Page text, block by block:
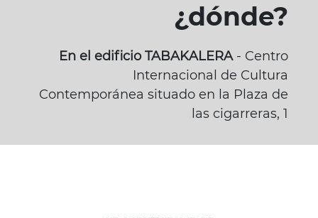
¿dónde?
En el edificio TABAKALERA- Centro
Internacional de Cultura
Contemporánea situado en la Plaza de
las cigarreras, 1